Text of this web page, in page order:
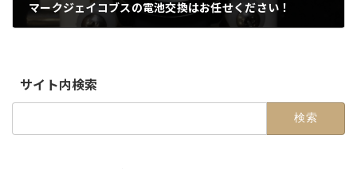
マークジェイコブスの電池交換はお任せください！
サイト内検索